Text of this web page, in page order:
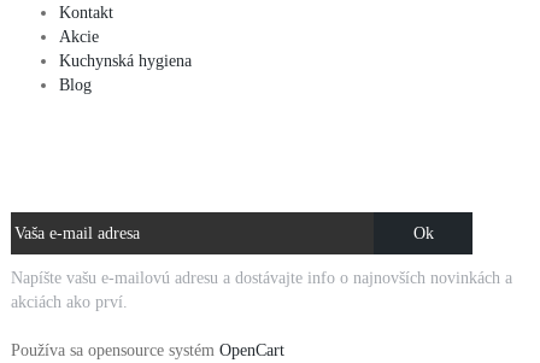
Kontakt
Akcie
Kuchynská hygiena
Blog
Napíšte vašu e-mailovú adresu a dostávajte info o najnovších novinkách a
akciách ako prví.
Používa sa opensource systém OpenCart